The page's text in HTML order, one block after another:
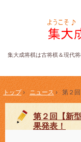
集大成将棋は古将棋＆現代
トップ› ニュース› 第２
第２回【新
果発表！